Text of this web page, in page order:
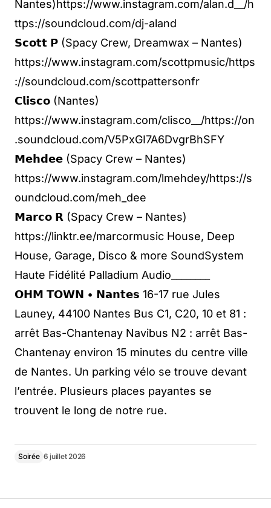
Nantes)https://www.instagram.com/alan.d__/h
ttps://soundcloud.com/dj-aland
𝗦𝗰𝗼𝘁𝘁 𝗣 (Spacy Crew, Dreamwax – Nantes)
https://www.instagram.com/scottpmusic/https
://soundcloud.com/scottpattersonfr
𝗖𝗹𝗶𝘀𝗰𝗼 (Nantes)
https://www.instagram.com/clisco__/https://on
.soundcloud.com/V5PxGI7A6DvgrBhSFY
𝗠𝗲𝗵𝗱𝗲𝗲 (Spacy Crew – Nantes)
https://www.instagram.com/lmehdey/https://s
oundcloud.com/meh_dee
𝗠𝗮𝗿𝗰𝗼 𝗥 (Spacy Crew – Nantes)
https://linktr.ee/marcormusic House, Deep
House, Garage, Disco & more SoundSystem
Haute Fidélité Palladium Audio________
𝗢𝗛𝗠 𝗧𝗢𝗪𝗡 • 𝗡𝗮𝗻𝘁𝗲𝘀 16-17 rue Jules
Launey, 44100 Nantes Bus C1, C20, 10 et 81 :
arrêt Bas-Chantenay Navibus N2 : arrêt Bas-
Chantenay environ 15 minutes du centre ville
de Nantes. Un parking vélo se trouve devant
l’entrée. Plusieurs places payantes se
trouvent le long de notre rue.
Soirée 6 juillet 2026